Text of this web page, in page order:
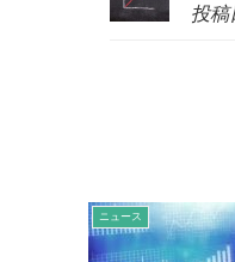
投稿
ニュース